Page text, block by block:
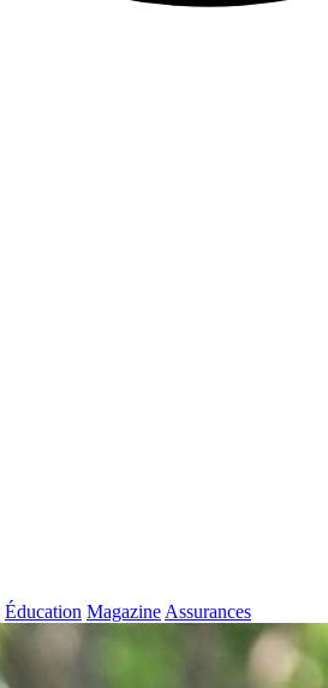
Éducation Magazine Assurances